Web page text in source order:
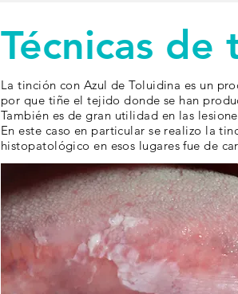
Técnicas de
La tinción con Azul de Toluidina es un
por que tiñe el tejido donde se han
También es de gran utilidad en las
En este caso en particular se realizo la
histopatológico en esos lugaresfue de